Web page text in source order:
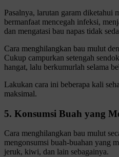
Pasalnya, larutan garam diketahui
bermanfaat mencegah infeksi,
dan mengatasi bau napas tidak
Cara menghilangkan bau mulut
Cukup campurkan setengah
hangat, lalu berkumurlah selama
Lakukan cara ini beberapa kali
maksimal.
5. Konsumsi Buah yang
Cara menghilangkan bau mulut
mengonsumsi buah-buahan yang
jeruk, kiwi, dan lain sebagainya.